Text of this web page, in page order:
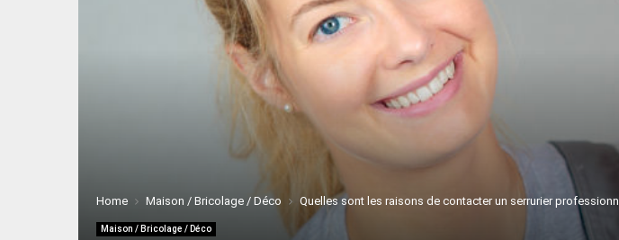
Home Maison / Bricolage / Déco Quelles sont les raisons de contacter un serrurier
Maison / Bricolage / Déco